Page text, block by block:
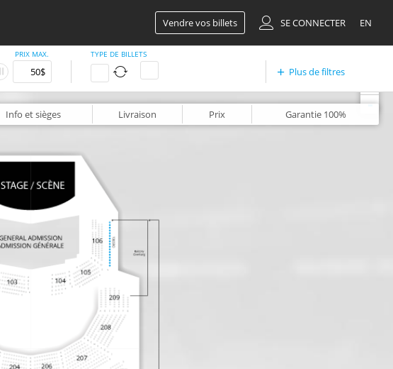
Vendre vos billets SE CONNECTER EN
PRIX MAX. TYPE DE BILLETS
Plus de filtres
Info et sièges Livraison Prix Garantie 100%
-